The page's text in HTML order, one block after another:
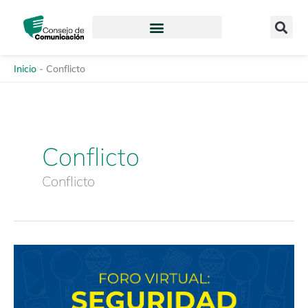
contenido
Inicio - Conflicto
Conflicto
Conflicto